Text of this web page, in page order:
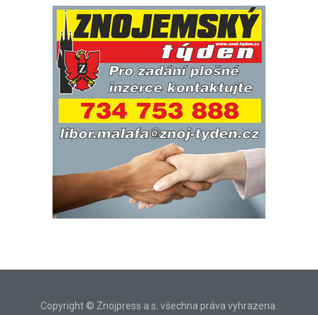
Copyright © Znojpress a.s. všechna práva vyhrazena.